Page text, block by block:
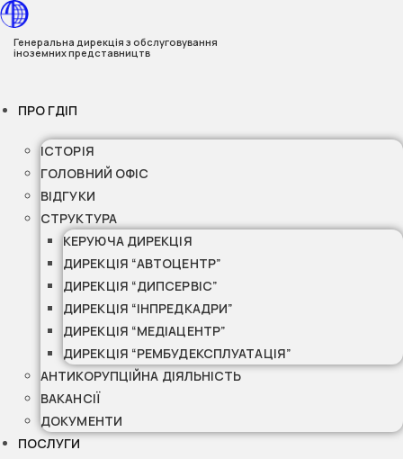
Перейти
до
вмісту
Генеральна дирекція з обслуговування
іноземних представництв
ПРО ГДІП
ІСТОРІЯ
ГОЛОВНИЙ ОФІС
ВІДГУКИ
СТРУКТУРА
КЕРУЮЧА ДИРЕКЦІЯ
ДИРЕКЦІЯ “АВТОЦЕНТР”
ДИРЕКЦІЯ “ДИПСЕРВІС”
ДИРЕКЦІЯ “ІНПРЕДКАДРИ”
ДИРЕКЦІЯ “МЕДІАЦЕНТР”
ДИРЕКЦІЯ “РЕМБУДЕКСПЛУАТАЦІЯ”
АНТИКОРУПЦІЙНА ДІЯЛЬНІСТЬ
ВАКАНСІЇ
ДОКУМЕНТИ
ПОСЛУГИ